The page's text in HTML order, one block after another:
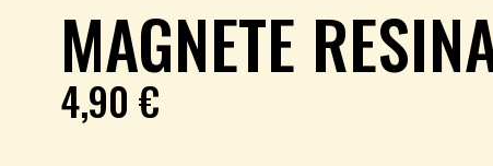
MAGNETE
4,90€